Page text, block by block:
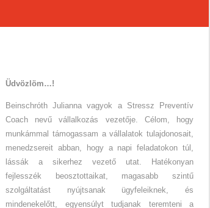
Üdvözlöm…!
Beinschróth Julianna vagyok a Stressz Preventív
Coach nevű vállalkozás vezetője. Célom, hogy
munkámmal támogassam a vállalatok tulajdonosait,
menedzsereit abban, hogy a napi feladatokon túl,
lássák a sikerhez vezető utat. Hatékonyan
fejlesszék beosztottaikat, magasabb szintű
szolgáltatást nyújtsanak ügyfeleiknek, és
mindenekelőtt, egyensúlyt tudjanak teremteni a